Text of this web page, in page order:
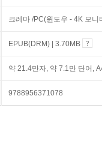
크레마 /PC(윈도우 - 4K 모
EPUB(DRM) | 3.70MB
약 21.4만자, 약 7.1만 단어,
9788956371078